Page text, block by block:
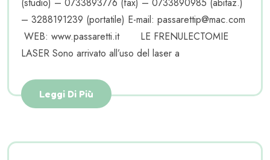
– 3288191239 (portatile) E-mail: passarettip@mac.com
WEB: www.passaretti.it LE FRENULECTOMIE
LASER Sono arrivato all’uso del laser a
Leggi Di Più